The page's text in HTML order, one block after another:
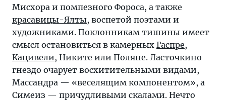
Мисхора и помпезного Фороса, а также
красавицы-Ялты, воспетой поэтами и
художниками. Поклонникам тишины имеет
смысл остановиться в камерных Гаспре,
Кацивели, Никите или Поляне. Ласточкино
гнездо очарует восхитительными видами,
Массандра — «веселящим компонентом», а
Симеиз — причудливыми скалами. Нечто